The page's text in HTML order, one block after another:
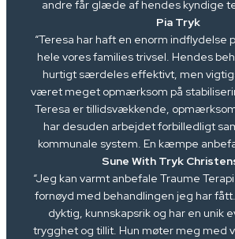
andre får glæde af hendes kyndige
Pia Tryk
“Teresa har haft en enorm indflydelse
hele vores families trivsel. Hendes
hurtigt særdeles effektivt, men
været meget opmærksom på
Teresa er tillidsvækkende,
har desuden arbejdet forbilledligt
kommunale system. En kæmpe
Sune With Tryk
“Jeg kan varmt anbefale Traume
fornøyd med behandlingen jeg har
dyktig, kunnskapsrik og har en unik
trygghet og tillit. Hun møter meg med